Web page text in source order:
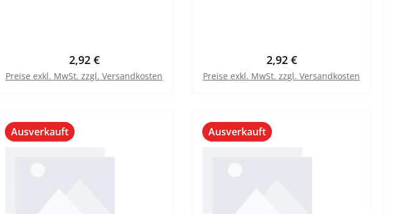
Regulärer Preis:
2,92 €
Preise exkl. MwSt. zzgl. Versandkosten
Regulärer Preis:
2,92 €
Preise exkl. MwSt. zzgl. Versandkosten
Ausverkauft Ausverkauft